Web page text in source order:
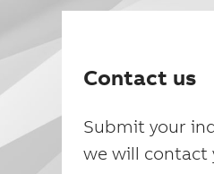
Contact us
Submit your
we will contact